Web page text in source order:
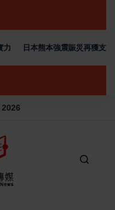
日本熊本強震賑災再獲支持 台